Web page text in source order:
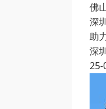
佛
深
助
深
25-